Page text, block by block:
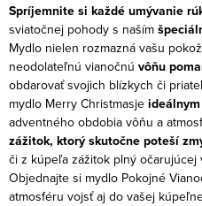
Spríjemnite si každé umývanie
sviatočnej pohody s naším
Mydlo nielen rozmazná vašu
neodolateľnú vianočnú vôňu
obdarovať svojich blízkych či
mydlo Merry Christmasje
adventného obdobia vôňu a
zážitok, ktorý skutočne poteší
či z kúpeľa zážitok plný
Objednajte si mydlo Pokojné
atmosféru vojsť aj do vašej